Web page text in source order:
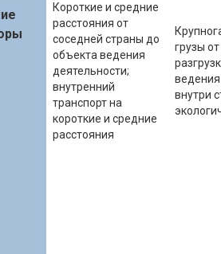
Короткие и средние
расстояния от
соседней страны до
объекта ведения
деятельности;
внутренний
транспорт на
короткие и средние
расстояния
грузы
внутри